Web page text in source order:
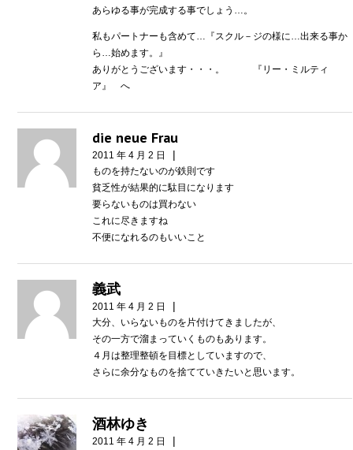
あらゆる事が完成する事でしょう…。
私もパートナーも含めて…『スクル－ジの様に…出来る事か
ら…始めます。』
ありがとうございます・・・。 『リー・ミルティ
ア』 へ
die neue Frau
2011 年 4 月 2 日 |
ものを持たないのが鉄則です
貧乏性が結果的に駄目になります
要らないものは買わない
これに尽きますね
不便になれるのもいいこと
義武
2011 年 4 月 2 日 |
大分、いらないものを片付けてきましたが、
その一方で溜まっていくものもあります。
４月は整理整頓を目標としていますので、
さらに余分なものを捨てていきたいと思います。
酒林ゆき
2011 年 4 月 2 日 |